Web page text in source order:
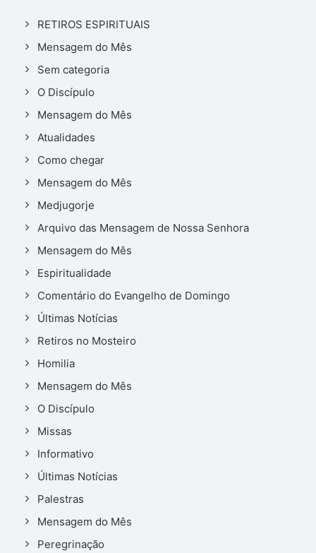
RETIROS ESPIRITUAIS
Mensagem do Mês
Sem categoria
O Discípulo
Mensagem do Mês
Atualidades
Como chegar
Mensagem do Mês
Medjugorje
Arquivo das Mensagem de Nossa Senhora
Mensagem do Mês
Espiritualidade
Comentário do Evangelho de Domingo
Últimas Notícias
Retiros no Mosteiro
Homilia
Mensagem do Mês
O Discípulo
Missas
Informativo
Últimas Notícias
Palestras
Mensagem do Mês
Peregrinação